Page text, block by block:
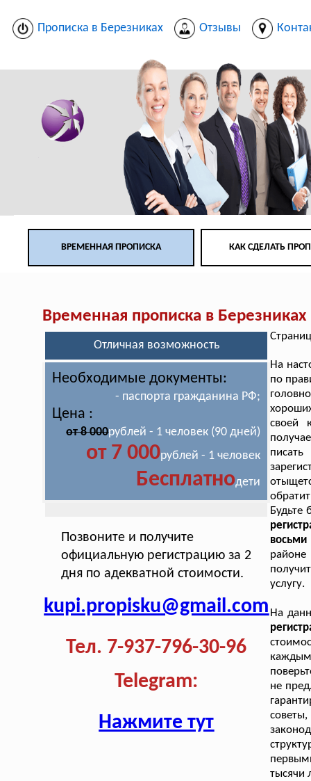
Прописка в Березниках Отзывы
ВРЕМЕННАЯ ПРОПИСКА КАК СДЕЛАТЬ
Временная прописка в Березниках
Отличная возможность
Необходимые документы:
- паспорта гражданина РФ;
Цена :
от 8 000рублей - 1 человек (90 дней)
от 7 000рублей - 1 человек
Бесплатнодети
Позвоните и получите
официальную регистрацию за 2
дня по адекватной стоимости.
kupi.propisku@gmail.com
Тел. 7-937-796-30-96
Telegram:
Нажмите тут
На
по
своей
Будьте
восьми
услугу.
На
не
тысячи